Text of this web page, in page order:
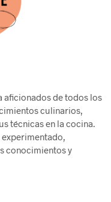
aficionados de todos los
culinarios,
técnicas en la cocina.
conocimientos y